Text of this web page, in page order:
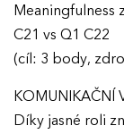
Meaningfulness
C21 vs Q1 C22
(cíl: 3 body,
KOMUNIKAČNÍ
Díky jasné roli